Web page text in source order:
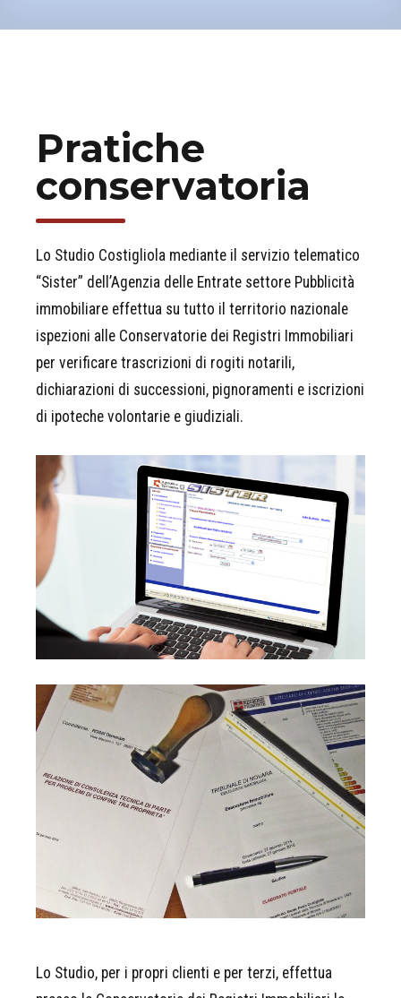
Pratiche
conservatoria
Lo Studio Costigliola mediante il servizio telematico
“Sister” dell’Agenzia delle Entrate settore Pubblicità
immobiliare effettua su tutto il territorio nazionale
ispezioni alle Conservatorie dei Registri Immobiliari
per verificare trascrizioni di rogiti notarili,
dichiarazioni di successioni, pignoramenti e iscrizioni
di ipoteche volontarie e giudiziali.
Lo Studio, per i propri clienti e per terzi, effettua